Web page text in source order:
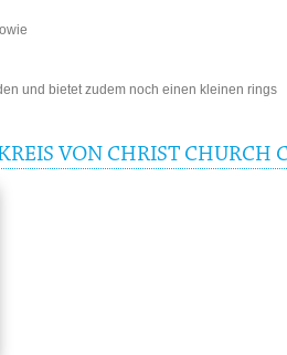
und bietet zudem noch einen kleinen rings
VON CHRIST CHURCH